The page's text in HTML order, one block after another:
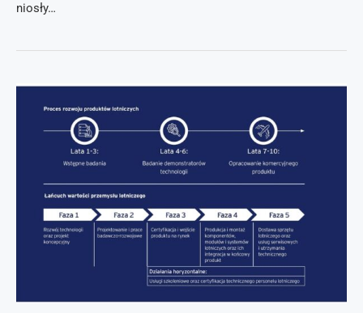
niosły…